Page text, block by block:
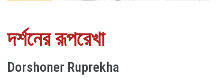
দর্শনের রূপরেখা
Dorshoner Ruprekha